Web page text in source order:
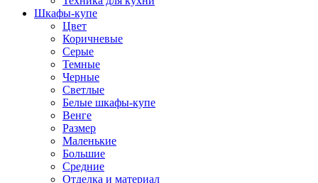
Шкафы-купе
Цвет
Коричневые
Серые
Темные
Черные
Светлые
Белые шкафы-купе
Венге
Размер
Маленькие
Большие
Средние
Отделка и материал